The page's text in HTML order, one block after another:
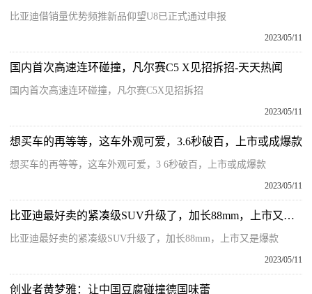
比亚迪借销量优势频推新品仰望U8已正式通过申报
2023/05/11
国内首次高速连环碰撞，凡尔赛C5 X见招拆招-天天热闻
国内首次高速连环碰撞，凡尔赛C5X见招拆招
2023/05/11
想买车的再等等，这车外观可爱，3.6秒破百，上市或成爆款
想买车的再等等，这车外观可爱，3 6秒破百，上市或成爆款
2023/05/11
比亚迪最好卖的紧凑级SUV升级了，加长88mm，上市又是爆款 天天亮点
比亚迪最好卖的紧凑级SUV升级了，加长88mm，上市又是爆款
2023/05/11
创业者黄梦雅：让中国豆腐碰撞德国味蕾